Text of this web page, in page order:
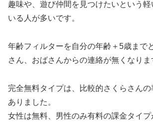
趣味や、遊び仲間を見つけたいという
いる人が多いです。
年齢フィルターを自分の年齢＋5歳まで
さん、おばさんからの連絡が無くなりま
完全無料タイプは、比較的さくらさん
ありました。
女性は無料、男性のみ有料の課金タイ